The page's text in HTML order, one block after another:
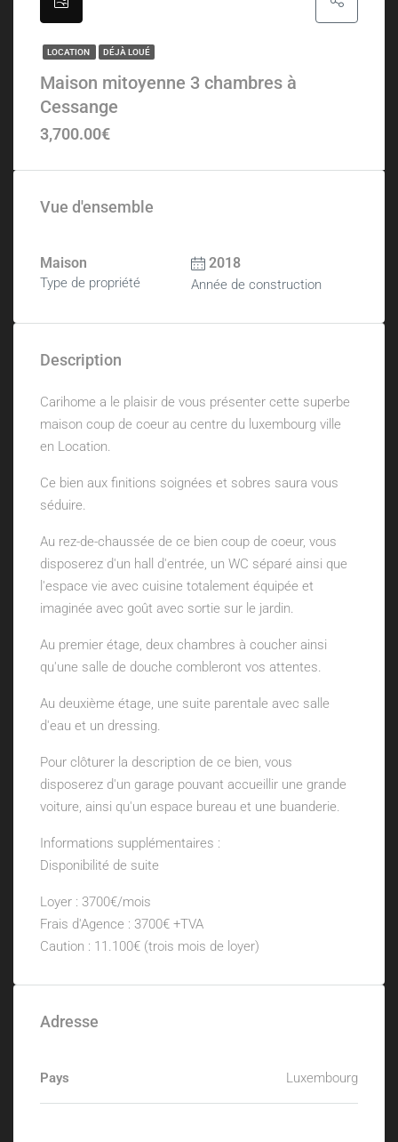
LOCATION DÉJÀ LOUÉ
Maison mitoyenne 3 chambres à
Cessange
3,700.00€
Vue d'ensemble
Maison
Type de propriété
2018
Année de construction
Description
Carihome a le plaisir de vous présenter cette superbe
maison coup de coeur au centre du luxembourg ville
en Location.
Ce bien aux finitions soignées et sobres saura vous
séduire.
Au rez-de-chaussée de ce bien coup de coeur, vous
disposerez d'un hall d'entrée, un WC séparé ainsi que
l'espace vie avec cuisine totalement équipée et
imaginée avec goût avec sortie sur le jardin.
Au premier étage, deux chambres à coucher ainsi
qu'une salle de douche combleront vos attentes.
Au deuxième étage, une suite parentale avec salle
d'eau et un dressing.
Pour clôturer la description de ce bien, vous
disposerez d'un garage pouvant accueillir une grande
voiture, ainsi qu'un espace bureau et une buanderie.
Informations supplémentaires :
Disponibilité de suite
Loyer : 3700€/mois
Frais d'Agence : 3700€ +TVA
Caution : 11.100€ (trois mois de loyer)
Adresse
Pays Luxembourg